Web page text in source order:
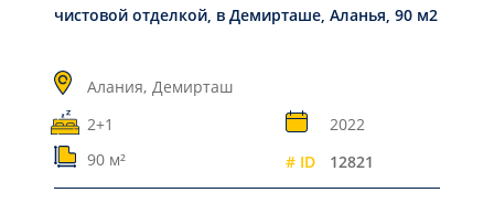
чистовой отделкой, в Демирташе, Аланья, 90 м2
Алания, Демирташ
2+1
2022
90 м²
# ID 12821